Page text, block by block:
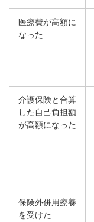
医療費が高額に
なった
介護保険と合算
した自己負担額
が高額になった
保険外併用療養
を受けた